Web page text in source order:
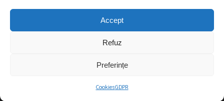
Accept
Refuz
Preferințe
CookiesGDPR